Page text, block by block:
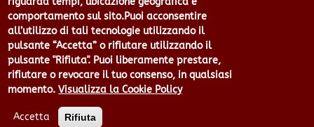
Città Metropolitana di Genova - Piazzale Mazzini 2 -16122 -
Genova | CF:80007350103 - P.Iva: 00949170104 | Codice IPA: cmge
Centralino 010 54991 Fax 010 5499244 URP 010 5499456
Num.Verde 800 509420 | P.E.C.:
pec@cert.cittametropolitana.genova.it
Privacy|Tecnologie e Accessibilità|Note Legali
sito Web
comportamento sul sito.Puoi acconsentire
all’utilizzo di tali tecnologie utilizzando il
pulsante “Accetta” o rifiutare utilizzando il
pulsante "Rifiuta". Puoi liberamente prestare,
rifiutare o revocare il tuo consenso, in qualsiasi
momento. Visualizza la Cookie Policy
Accetta Rifiuta